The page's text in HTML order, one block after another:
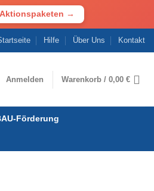
→
Hilfe Über Uns Kontakt
Anmelden Warenkorb / 0,00 €
Förderung